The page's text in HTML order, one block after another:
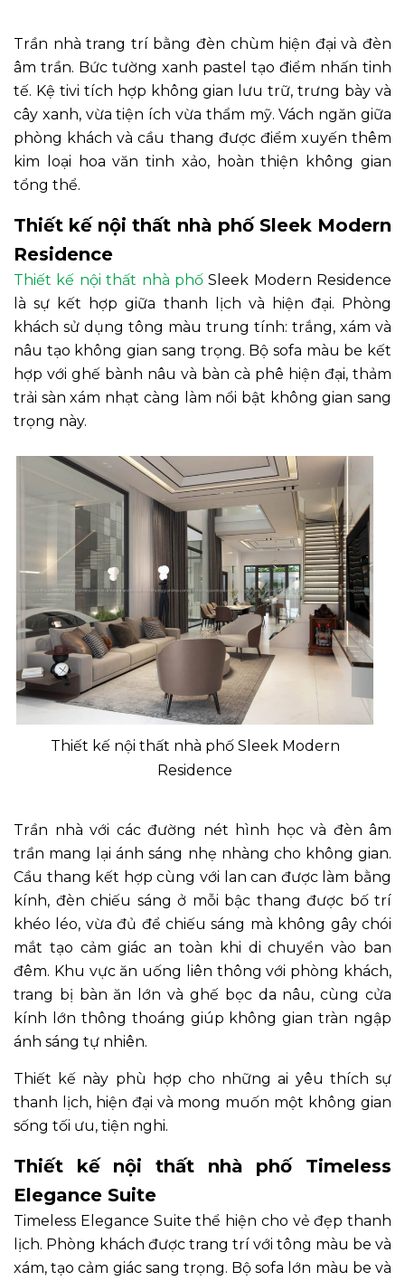
Trần nhà trang trí bằng đèn chùm hiện đại và đèn
âm trần. Bức tường xanh pastel tạo điểm nhấn tinh
tế. Kệ tivi tích hợp không gian lưu trữ, trưng bày và
cây xanh, vừa tiện ích vừa thẩm mỹ. Vách ngăn giữa
phòng khách và cầu thang được điểm xuyến thêm
kim loại hoa văn tinh xảo, hoàn thiện không gian
tổng thể.
Thiết kế nội thất nhà phố Sleek Modern
Residence
Thiết kế nội thất nhà phốSleek Modern Residence
là sự kết hợp giữa thanh lịch và hiện đại. Phòng
khách sử dụng tông màu trung tính: trắng, xám và
nâu tạo không gian sang trọng. Bộ sofa màu be kết
hợp với ghế bành nâu và bàn cà phê hiện đại, thảm
trải sàn xám nhạt càng làm nổi bật không gian sang
trọng này.
Thiết kế nội thất nhà phố Sleek Modern
Residence
Trần nhà với các đường nét hình học và đèn âm
trần mang lại ánh sáng nhẹ nhàng cho không gian.
Cầu thang kết hợp cùng với lan can được làm bằng
kính, đèn chiếu sáng ở mỗi bậc thang được bố trí
khéo léo, vừa đủ để chiếu sáng mà không gây chói
mắt tạo cảm giác an toàn khi di chuyển vào ban
đêm. Khu vực ăn uống liên thông với phòng khách,
trang bị bàn ăn lớn và ghế bọc da nâu, cùng cửa
kính lớn thông thoáng giúp không gian tràn ngập
ánh sáng tự nhiên.
Thiết kế này phù hợp cho những ai yêu thích sự
thanh lịch, hiện đại và mong muốn một không gian
sống tối ưu, tiện nghi.
Thiết kế nội thất nhà phố Timeless
Elegance Suite
Timeless Elegance Suite thể hiện cho vẻ đẹp thanh
lịch. Phòng khách được trang trí với tông màu be và
xám, tạo cảm giác sang trọng. Bộ sofa lớn màu be và